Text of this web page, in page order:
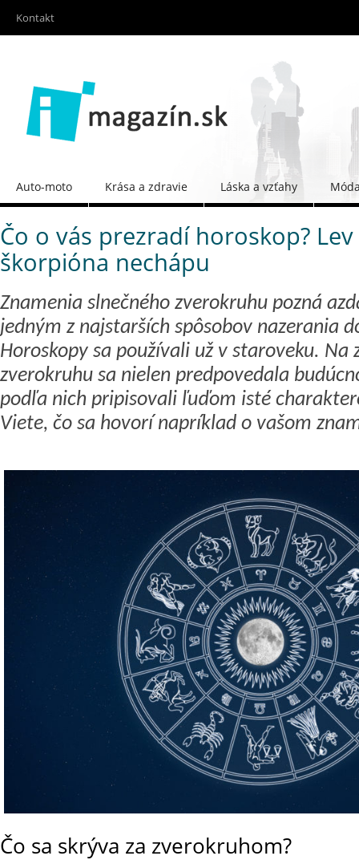
Kontakt
Auto-moto Krása a zdravie Láska a vzťahy
Čo o vás prezradí horoskop?
škorpióna nechápu
Znamenia slnečného zverokruhu pozná
jedným z najstarších spôsobov nazerania
Horoskopy sa používali už v staroveku. Na
zverokruhu sa nielen predpovedala
podľa nich pripisovali ľuďom isté
Viete, čo sa hovorí napríklad o vašom
Čo sa skrýva za zverokruhom?